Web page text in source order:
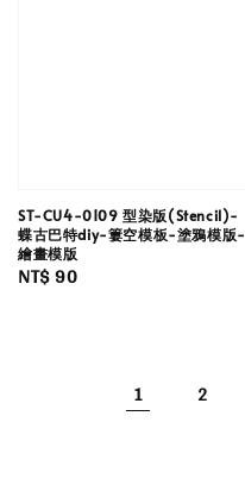
ST-CU4-0109 型染版(Stencil)-
蝶古巴特diy-簍空模板-塗鴉模版-
繪畫模版
Regular
NT$ 90
1 2